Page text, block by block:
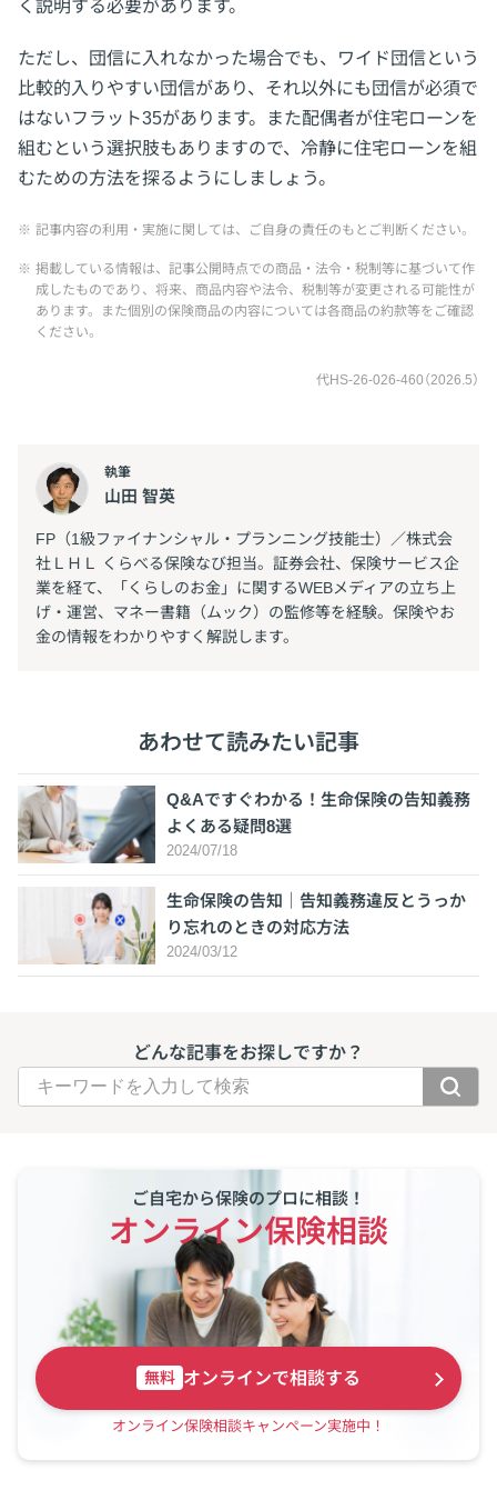
く説明する必要があります。
ただし、団信に入れなかった場合でも、ワイド団信という
比較的入りやすい団信があり、それ以外にも団信が必須で
はないフラット35があります。また配偶者が住宅ローンを
組むという選択肢もありますので、冷静に住宅ローンを組
むための方法を探るようにしましょう。
※ 記事内容の利用・実施に関しては、ご自身の責任のもとご判断ください。
※ 掲載している情報は、記事公開時点での商品・法令・税制等に基づいて作
成したものであり、将来、商品内容や法令、税制等が変更される可能性が
あります。また個別の保険商品の内容については各商品の約款等をご確認
ください。
代HS-26-026-460（2026.5）
執筆
山田 智英
FP（1級ファイナンシャル・プランニング技能士）／株式会
社ＬＨＬ くらべる保険なび担当。証券会社、保険サービス企
業を経て、「くらしのお金」に関するWEBメディアの立ち上
げ・運営、マネー書籍（ムック）の監修等を経験。保険やお
金の情報をわかりやすく解説します。
あわせて読みたい記事
Q&Aですぐわかる！生命保険の告知義務
よくある疑問8選
2024/07/18
生命保険の告知｜告知義務違反とうっか
り忘れのときの対応方法
2024/03/12
どんな記事をお探しですか？
ご自宅から保険のプロに相談！
オンライン保険相談
無料 オンラインで相談する
オンライン保険相談キャンペーン実施中！